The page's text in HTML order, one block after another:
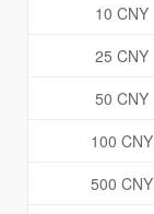
10 CNY
25 CNY
50 CNY
100 CNY
500 CNY